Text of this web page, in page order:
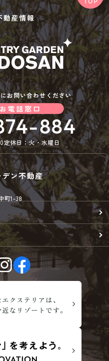
動産情報
お問い合わせください
電話窓口
884
定休日：火・水曜日
ン不動産
町1-38